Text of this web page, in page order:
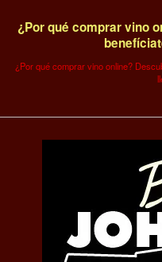
¿Por qué comprar vino
¿Por qué comprar vino online?